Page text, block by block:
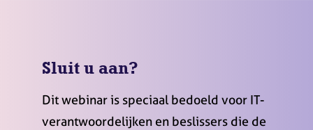
Sluit u aan?
Dit webinar is speciaal bedoeld voor IT-
verantwoordelijken en beslissers die de